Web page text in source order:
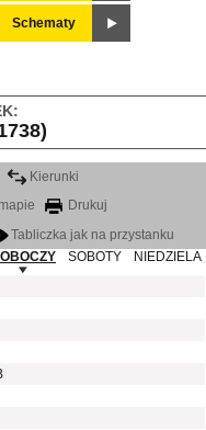
Schematy
Kierunki
Drukuj
Tabliczka jak na przystanku
SOBOTY
NIEDZIELA